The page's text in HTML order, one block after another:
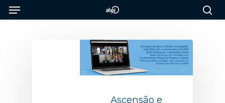
SkipMenu
Ascensão e